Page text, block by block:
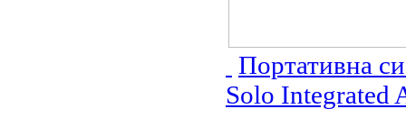
Портативна
Solo Integrated